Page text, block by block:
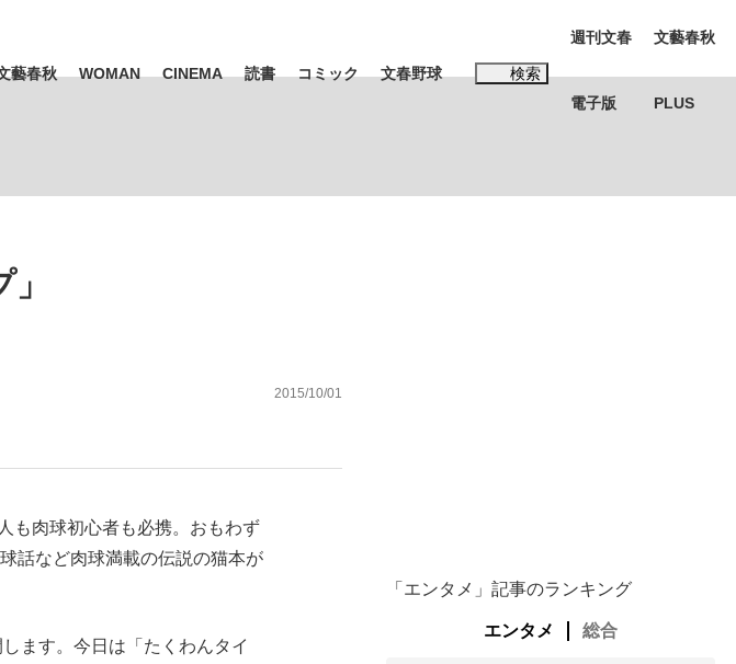
いまさら聞けない資産運用のすべて
藝春秋 WOMAN CINEMA 読書 コミック 文春野球 検索
#森岡毅
週刊文春
電子版
文藝春秋
PLUS
2015/10/01
も肉球初心者も必携。おもわず
話など肉球満載の伝説の猫本が
ます。今日は「たくわんタイ
「エンタメ」記事のランキング
エンタメ 総合